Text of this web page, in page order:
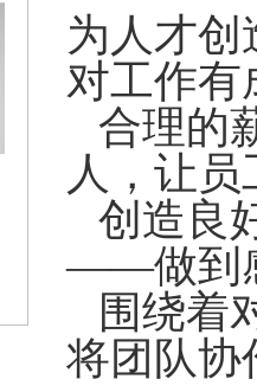
为人才创
对工作有
合理的
人，让
创造良
——做到
围绕着
将团队协